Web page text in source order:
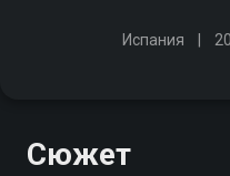
Испания
Сюжет